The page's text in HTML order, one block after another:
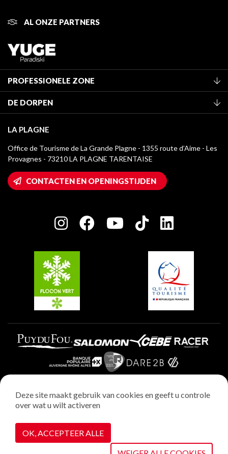
AL ONZE PARTNERS
PROFESSIONELE ZONE
Classificatie van de gemeubileerde accommodaties
Verblijfstaks
Mediatheek
La Plagne logo's
Wifi toegang
Huis van de eigenaar
Charter van toegewijde spelers
DE DORPEN
Champagny-en-Vanoise
Montchavin - Les Coches
Plagne 1800
Plagne Villages
Plagne Aime 2000
LA PLAGNE
Office de Tourisme de La Grande Plagne - 1355 route d’Aime - Les
Provagnes - 73210 LA PLAGNE TARENTAISE
CONTACTEN EN OPENINGSTIJDEN
Wettelijke vermeldingen
Privacybeleid
Realisatie : StudioJuillet
Cookiebeheer
Deze site maakt gebruik van cookies en geeft u controle
over wat u wilt activeren
OK, ACCEPTEER ALLE